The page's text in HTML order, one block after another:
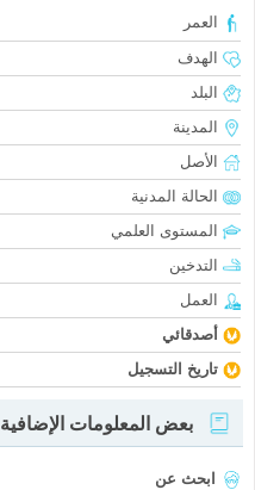
العمر
الهدف
البلد
المدينة
الأصل
الحالة المدنية
المستوى العلمي
التدخين
العمل
أصدقائي
تاريخ التسجيل
بعض المعلومات الإضافية
ابحث عن